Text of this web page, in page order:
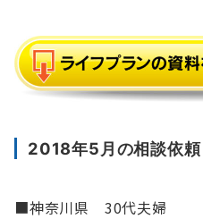
2018年5月の相談依頼
■神奈川県 30代夫婦